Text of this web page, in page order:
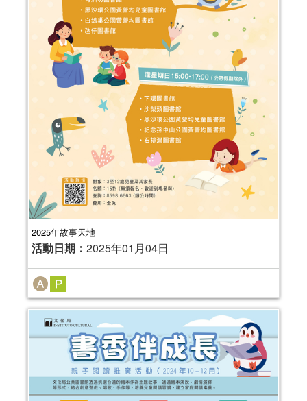
2025年故事天地
活動日期： 2025年01月04日